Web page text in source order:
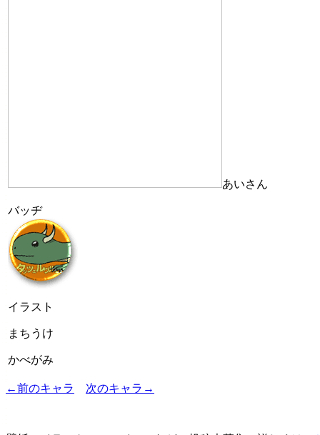
あいさん
バッヂ
イラスト
まちうけ
かべがみ
←前のキャラ 次のキャラ→